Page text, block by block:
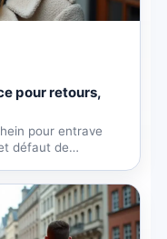
pour retours,
pour entrave
défaut de